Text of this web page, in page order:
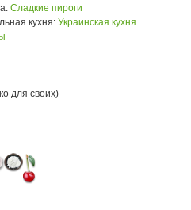
Сладкие пироги
кухня: Украинская кухня
для своих)